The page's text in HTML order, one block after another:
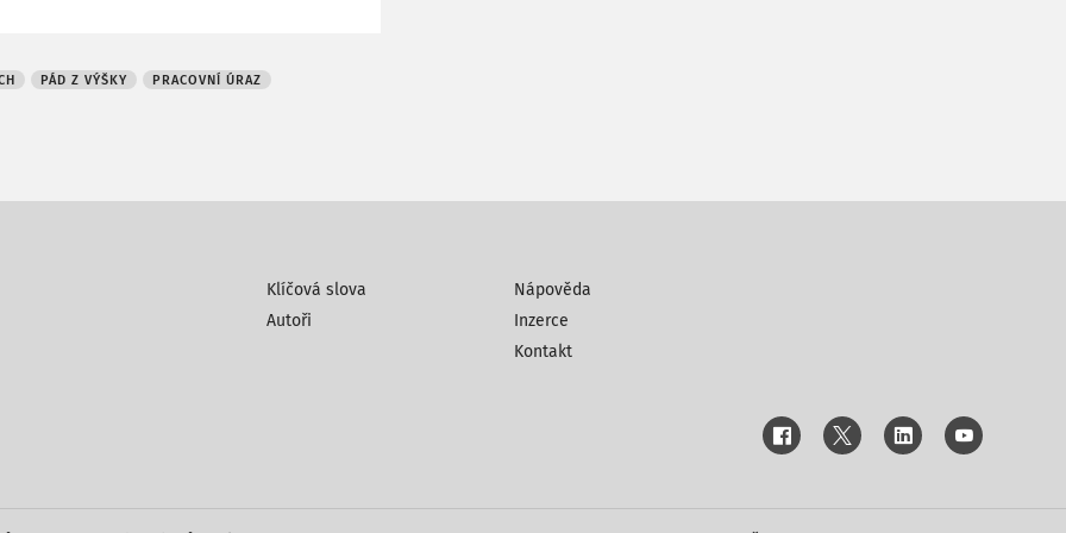
PÁD Z VÝŠKY PRACOVNÍ ÚRAZ
Klíčová slova
Autoři
Nápověda
Inzerce
Kontakt